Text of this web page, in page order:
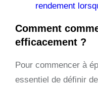
rendement
Comment
efficacement ?
Pour commencer à
essentiel de définir